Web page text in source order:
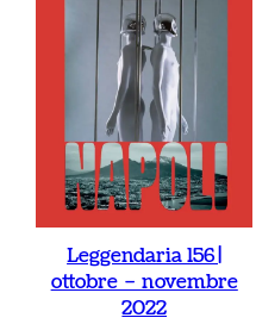
Leggendaria 156 |
ottobre – novembre
2022